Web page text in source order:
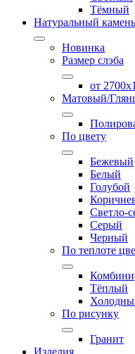
Тёмный
Натуральный камень
Новинка
Размер слэба
от
Матовый/
По цвету
Бежевый
Белый
Голубой
Светло-
Серый
Черный
По теплоте
Тёплый
По рисунку
Гранит
Изделия